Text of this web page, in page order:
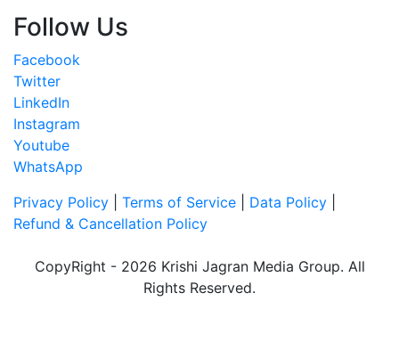
Follow Us
Facebook
Twitter
LinkedIn
Instagram
Youtube
WhatsApp
Privacy Policy
Terms of Service Data Policy
Refund & Cancellation Policy
CopyRight - 2026 Krishi Jagran Media Group. All
Rights Reserved.